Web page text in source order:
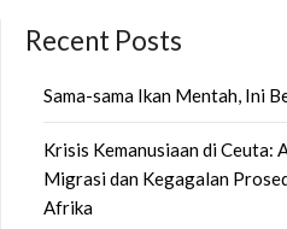
Recent Posts
Sama-sama Ikan Mentah, Ini
Krisis Kemanusiaan di Ceuta:
Migrasi dan Kegagalan
Afrika